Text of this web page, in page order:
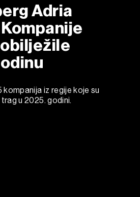
Adria
kompanija iz regije koje su
u 2025. godini.